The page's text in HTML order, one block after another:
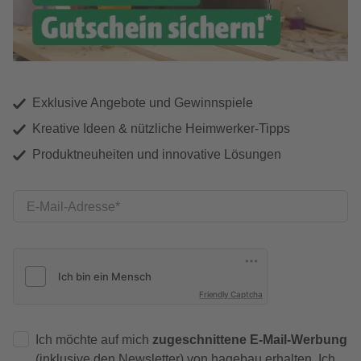
Exklusive Angebote und Gewinnspiele
Kreative Ideen & nützliche Heimwerker-Tipps
Produktneuheiten und innovative Lösungen
E-Mail-Adresse
Friendly Captcha
Ich möchte auf mich zugeschnittene E-Mail-Werbung